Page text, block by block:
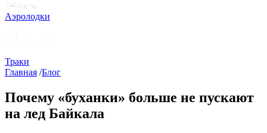
Аэролодки
Траки
Главная /Блог
Почему «буханки» больше не пускают
на лед Байкала